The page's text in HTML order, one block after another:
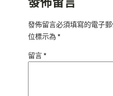
發佈留言必須填寫的電子
位標示為*
留言*